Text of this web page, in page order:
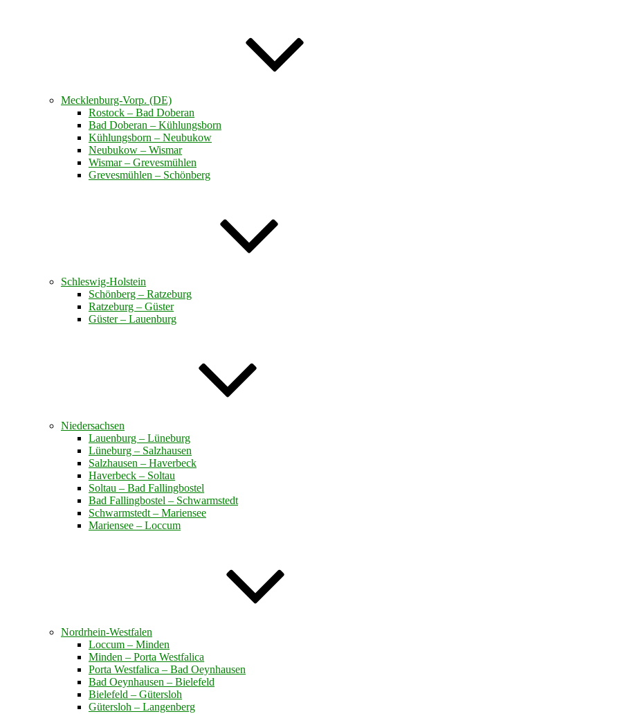
Mecklenburg-Vorp. (DE)
Rostock – Bad Doberan
Bad Doberan – Kühlungsborn
Kühlungsborn – Neubukow
Neubukow – Wismar
Wismar – Grevesmühlen
Grevesmühlen – Schönberg
Schleswig-Holstein
Schönberg – Ratzeburg
Ratzeburg – Güster
Güster – Lauenburg
Niedersachsen
Lauenburg – Lüneburg
Lüneburg – Salzhausen
Salzhausen – Haverbeck
Haverbeck – Soltau
Soltau – Bad Fallingbostel
Bad Fallingbostel – Schwarmstedt
Schwarmstedt – Mariensee
Mariensee – Loccum
Nordrhein-Westfalen
Loccum – Minden
Minden – Porta Westfalica
Porta Westfalica – Bad Oeynhausen
Bad Oeynhausen – Bielefeld
Bielefeld – Gütersloh
Gütersloh – Langenberg